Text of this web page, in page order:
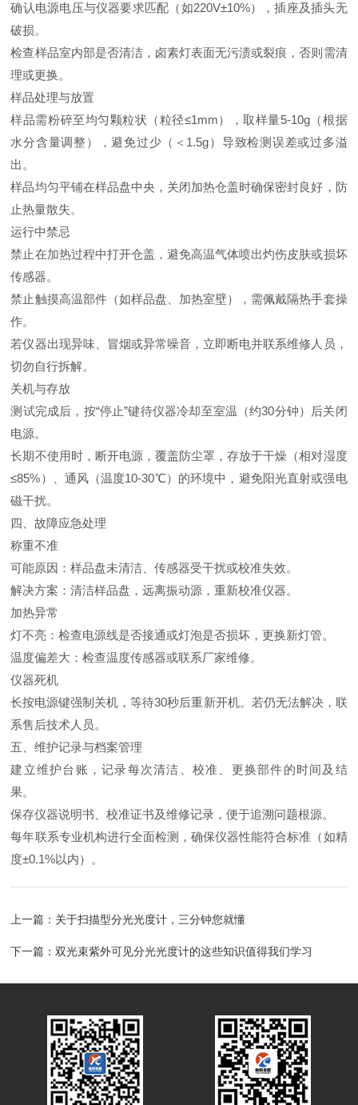
确认电源电压与仪器要求匹配（如220V±10%），插座及插头无
破损。
检查样品室内部是否清洁，卤素灯表面无污渍或裂痕，否则需清
理或更换。
样品处理与放置
样品需粉碎至均匀颗粒状（粒径≤1mm），取样量5-10g（根据
水分含量调整），避免过少（＜1.5g）导致检测误差或过多溢
出。
样品均匀平铺在样品盘中央，关闭加热仓盖时确保密封良好，防
止热量散失。
运行中禁忌
禁止在加热过程中打开仓盖，避免高温气体喷出灼伤皮肤或损坏
传感器。
禁止触摸高温部件（如样品盘、加热室壁），需佩戴隔热手套操
作。
若仪器出现异味、冒烟或异常噪音，立即断电并联系维修人员，
切勿自行拆解。
关机与存放
测试完成后，按“停止”键待仪器冷却至室温（约30分钟）后关闭
电源。
长期不使用时，断开电源，覆盖防尘罩，存放于干燥（相对湿度
≤85%）、通风（温度10-30℃）的环境中，避免阳光直射或强电
磁干扰。
四、故障应急处理
称重不准
可能原因：样品盘未清洁、传感器受干扰或校准失效。
解决方案：清洁样品盘，远离振动源，重新校准仪器。
加热异常
灯不亮：检查电源线是否接通或灯泡是否损坏，更换新灯管。
温度偏差大：检查温度传感器或联系厂家维修。
仪器死机
长按电源键强制关机，等待30秒后重新开机。若仍无法解决，联
系售后技术人员。
五、维护记录与档案管理
建立维护台账，记录每次清洁、校准、更换部件的时间及结
果。
保存仪器说明书、校准证书及维修记录，便于追溯问题根源。
每年联系专业机构进行全面检测，确保仪器性能符合标准（如精
度±0.1%以内）。
上一篇： 关于扫描型分光光度计，三分钟您就懂
下一篇：双光束紫外可见分光光度计的这些知识值得我们学习